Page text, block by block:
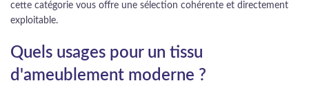
cette catégorie vous offre une sélection cohérente et directement
exploitable.
Quels usages pour un tissu
d'ameublement moderne ?